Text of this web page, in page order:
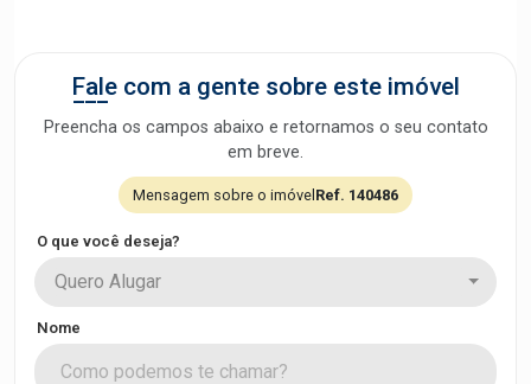
Fale com a gente sobre este imóvel
Preencha os campos abaixo e retornamos o seu contato
em breve.
Mensagem sobre o imóvel Ref. 140486
O que você deseja?
Quero Alugar
Nome